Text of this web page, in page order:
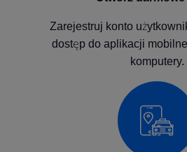
Zarejestruj konto
dostęp do aplikacji
komputery.